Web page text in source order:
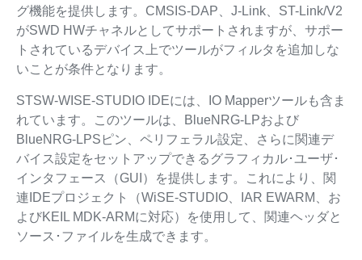
グ機能を提供します。CMSIS-DAP、J-Link、ST-Link/V2
がSWD HWチャネルとしてサポートされますが、サポー
トされているデバイス上でツールがフィルタを追加しな
いことが条件となります。
STSW-WISE-STUDIO IDEには、IO Mapperツールも含ま
れています。このツールは、BlueNRG-LPおよび
BlueNRG-LPSピン、ペリフェラル設定、さらに関連デ
バイス設定をセットアップできるグラフィカル･ユーザ･
インタフェース（GUI）を提供します。これにより、関
連IDEプロジェクト（WiSE-STUDIO、IAR EWARM、お
よびKEIL MDK-ARMに対応）を使用して、関連ヘッダと
ソース･ファイルを生成できます。